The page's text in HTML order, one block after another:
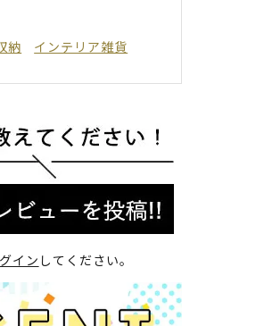
納 インテリア雑貨
イン してください。